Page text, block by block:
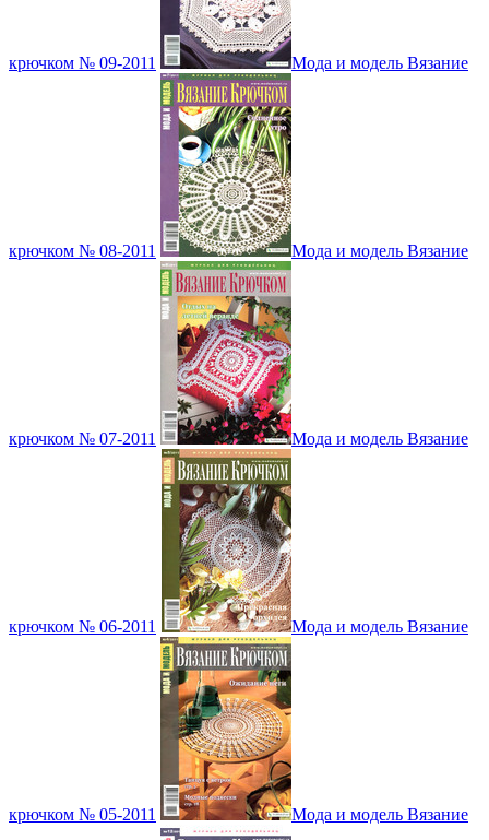
крючком № 09-2011 Мода и модель Вязание
крючком № 08-2011 Мода и модель Вязание
крючком № 07-2011 Мода и модель Вязание
крючком № 06-2011 Мода и модель Вязание
крючком № 05-2011 Мода и модель Вязание